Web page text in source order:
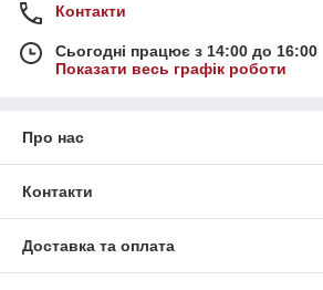
Контакти
Сьогодні працює з 14:00 до 16:00
Показати весь графік роботи
Про нас
Контакти
Доставка та оплата